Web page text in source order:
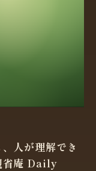
人が理解でき
省庵 Daily